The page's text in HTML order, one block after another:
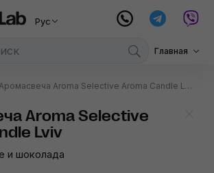
Рус
Главная
Аромасвеча Aroma Selective Aroma Candle Lviv
Aroma Selective
Lviv
и шоколада